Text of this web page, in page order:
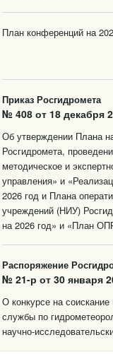
План конференций на
Приказ Росгидромета
№ 408 от 18 декабря
Об утверждении Плана
Росгидромета,
методическое и
управления» и
2026 год и Плана
учреждений (НИУ)
на 2026 год» и «План
Распоряжение
№ 21-р от 30 января
О конкурсе на
службы по
научно-